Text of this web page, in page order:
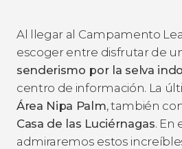
Al llegar al Campamento
escoger entre disfrutar de
senderismo por la selva
centro de información. La
Área Nipa Palm, también
Casa de las Luciérnagas. En
admiraremos estos